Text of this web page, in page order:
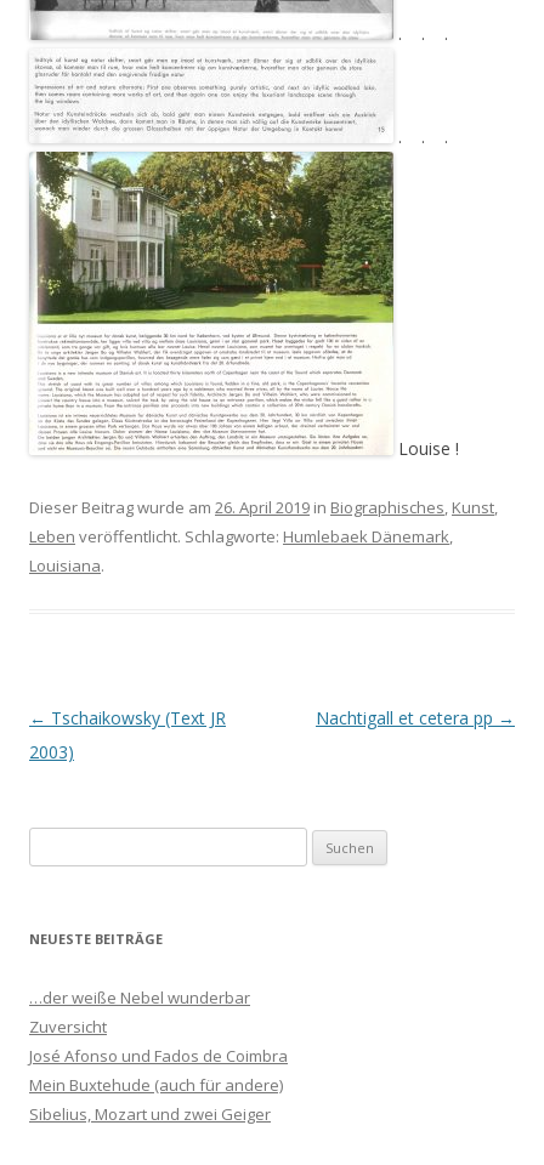
. . .
. . .
Louise !
Dieser Beitrag wurde am 26. April 2019 in Biographisches, Kunst,
Leben veröffentlicht. Schlagworte: Humlebaek Dänemark,
Louisiana.
Beitrags-
Navigation
← Tschaikowsky (Text JR
2003)
Nachtigall et cetera pp →
u
h
n
a
c
h
NEUESTE BEITRÄGE
…der weiße Nebel wunderbar
Zuversicht
José Afonso und Fados de Coimbra
Mein Buxtehude (auch für andere)
Sibelius, Mozart und zwei Geiger